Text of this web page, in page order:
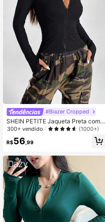
#Blazer Cropped
SHEIN PETITE Jaqueta Preta com Z
íper e Aberturas para Polegar para
Mulheres no Outono/Inverno, Mulhe
res Pequenas
300+ vendido (1000+)
R$56 ,99